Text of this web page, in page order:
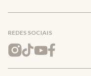
Mapa do Site
Meus pedidos
Wishlist
Entrega e Frete
Trocas e Devoluções
REDES SOCIAIS